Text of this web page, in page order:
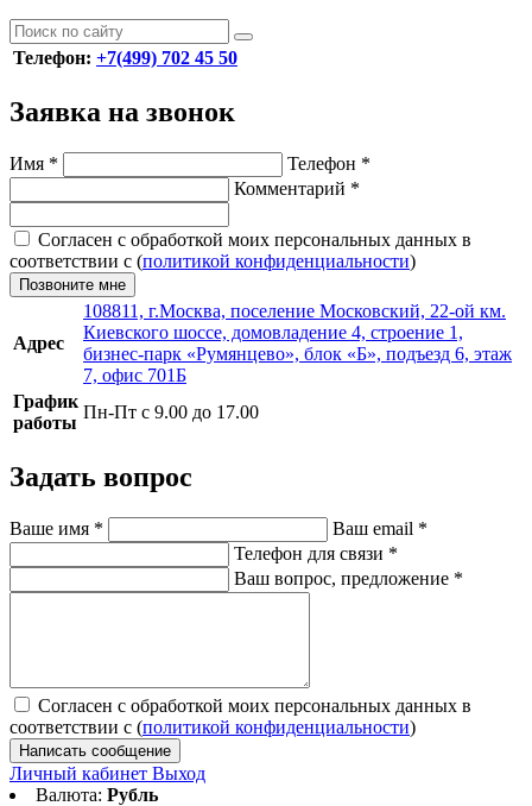
Телефон: +7(499) 702 45 50
Заявка на звонок
Имя * Телефон *
Комментарий *
Согласен с обработкой моих персональных данных в
соответствии с (политикой конфиденциальности)
Позвоните мне
Адрес
108811, г.Москва, поселение Московский, 22-ой км.
Киевского шоссе, домовладение 4, строение 1,
бизнес-парк «Румянцево», блок «Б», подъезд 6, этаж
7, офис 701Б
График
работы
Пн-Пт с 9.00 до 17.00
Задать вопрос
Ваше имя * Ваш email *
Телефон для связи *
Ваш вопрос, предложение *
Согласен с обработкой моих персональных данных в
соответствии с (политикой конфиденциальности)
Написать сообщение
Личный кабинет Выход
Валюта: Рубль